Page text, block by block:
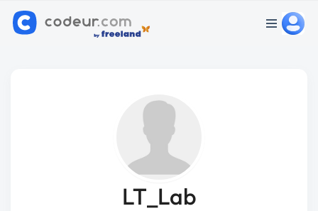
LT_Lab